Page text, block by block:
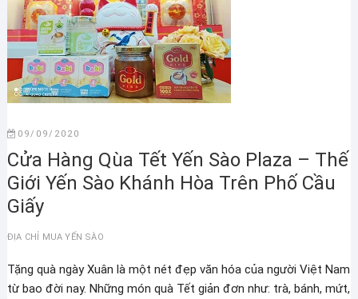
09/09/2020
Cửa Hàng Qùa Tết Yến Sào Plaza – Thế
Giới Yến Sào Khánh Hòa Trên Phố Cầu
Giấy
ĐỊA CHỈ MUA YẾN SÀO
Tặng quà ngày Xuân là một nét đẹp văn hóa của người Việt Nam
từ bao đời nay. Những món quà Tết giản đơn như: trà, bánh, mứt,